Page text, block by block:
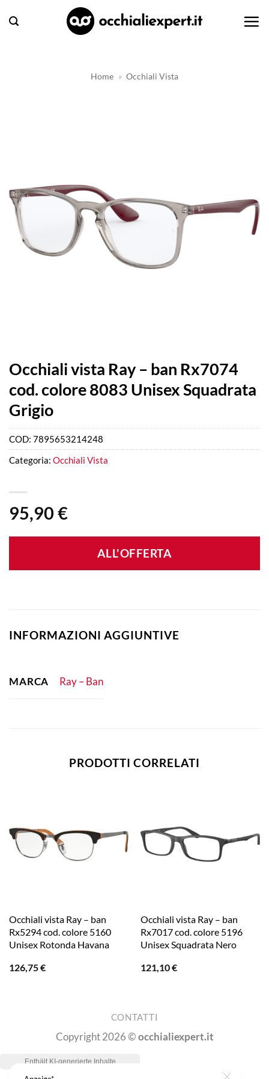
Home » Occhiali Vista
Occhiali vista Ray – ban Rx7074
cod. colore 8083 Unisex Squadrata
Grigio
95,90 €
ALL'OFFERTA
COD: 7895653214248
Categoria: Occhiali Vista
INFORMAZIONI AGGIUNTIVE
MARCA Ray – Ban
PRODOTTI CORRELATI
Occhiali vista Ray – ban
Rx5294 cod. colore 5160
Unisex Rotonda Havana
126,75€
Occhiali vista Ray – ban
Rx7017 cod. colore 5196
Unisex Squadrata Nero
121,10€
CONTATTI
Copyright 2026 ©occhialiexpert.it